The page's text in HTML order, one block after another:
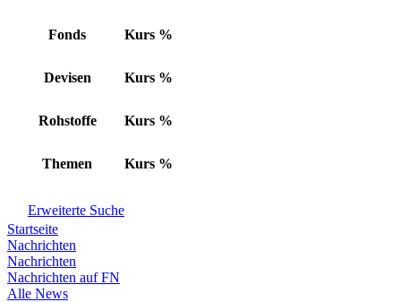
Fonds Kurs %
Devisen Kurs %
Rohstoffe Kurs %
Themen Kurs %
Erweiterte Suche
Startseite
Nachrichten
Nachrichten
Nachrichten auf FN
Alle News